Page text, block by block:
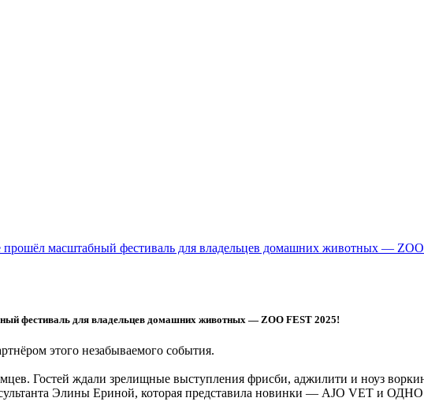
масштабный фестиваль для владельцев домашних животных —
фестиваль для владельцев домашних животных — ZOO FEST 2025!
этого незабываемого события.
Гостей ждали зрелищные выступления фрисби, аджилити и ноуз
Элины Ериной, которая представила новинки — AJO VET и